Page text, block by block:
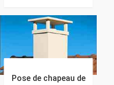
Pose de chapeau de